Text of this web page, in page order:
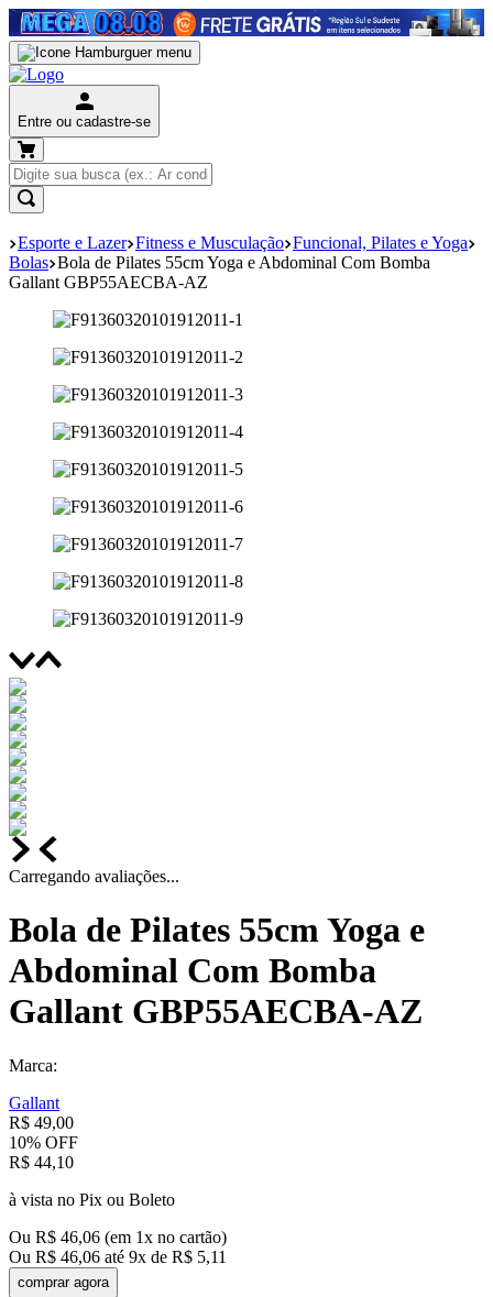
Entre ou cadastre-se
Esporte e Lazer Fitness e Musculação Funcional, Pilates e Yoga
Bolas Bola de Pilates 55cm Yoga e Abdominal Com Bomba
Gallant GBP55AECBA-AZ
Carregando avaliações...
Bola de Pilates 55cm Yoga e
Abdominal Com Bomba
Gallant GBP55AECBA-AZ
Marca:
Gallant
R$ 49,00
10% OFF
R$ 44,10
à vista no Pix ou Boleto
Ou R$ 46,06 (em 1x no cartão)
Ou R$ 46,06 até 9x de R$ 5,11
comprar agora